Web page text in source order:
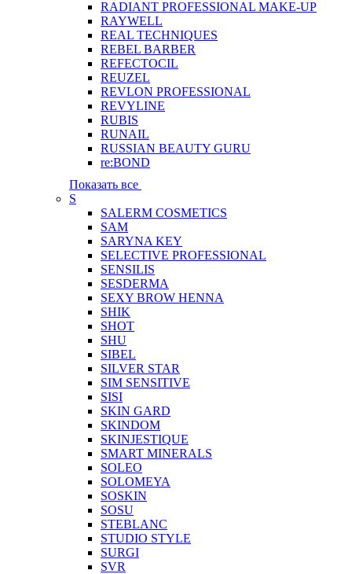
RADIANT PROFESSIONAL MAKE-UP
RAYWELL
REAL TECHNIQUES
REBEL BARBER
REFECTOCIL
REUZEL
REVLON PROFESSIONAL
REVYLINE
RUBIS
RUNAIL
RUSSIAN BEAUTY GURU
re:BOND
Показать все
S
SALERM COSMETICS
SAM
SARYNA KEY
SELECTIVE PROFESSIONAL
SENSILIS
SESDERMA
SEXY BROW HENNA
SHIK
SHOT
SHU
SIBEL
SILVER STAR
SIM SENSITIVE
SISI
SKIN GARD
SKINDOM
SKINJESTIQUE
SMART MINERALS
SOLEO
SOLOMEYA
SOSKIN
SOSU
STEBLANC
STUDIO STYLE
SURGI
SVR